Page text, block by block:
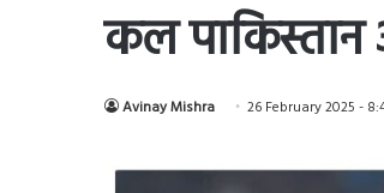
कल पाकिस्तान
Avinay Mishra 26 February 2025 -